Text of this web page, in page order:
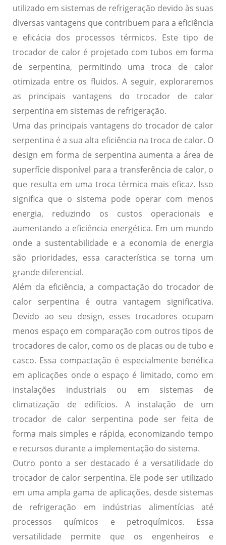
utilizado em sistemas de refrigeração devido às suas
diversas vantagens que contribuem para a eficiência
e eficácia dos processos térmicos. Este tipo de
trocador de calor é projetado com tubos em forma
de serpentina, permitindo uma troca de calor
otimizada entre os fluidos. A seguir, exploraremos
as principais vantagens do trocador de calor
serpentina em sistemas de refrigeração.
Uma das principais vantagens do trocador de calor
serpentina é a sua alta eficiência na troca de calor. O
design em forma de serpentina aumenta a área de
superfície disponível para a transferência de calor, o
que resulta em uma troca térmica mais eficaz. Isso
significa que o sistema pode operar com menos
energia, reduzindo os custos operacionais e
aumentando a eficiência energética. Em um mundo
onde a sustentabilidade e a economia de energia
são prioridades, essa característica se torna um
grande diferencial.
Além da eficiência, a compactação do trocador de
calor serpentina é outra vantagem significativa.
Devido ao seu design, esses trocadores ocupam
menos espaço em comparação com outros tipos de
trocadores de calor, como os de placas ou de tubo e
casco. Essa compactação é especialmente benéfica
em aplicações onde o espaço é limitado, como em
instalações industriais ou em sistemas de
climatização de edifícios. A instalação de um
trocador de calor serpentina pode ser feita de
forma mais simples e rápida, economizando tempo
e recursos durante a implementação do sistema.
Outro ponto a ser destacado é a versatilidade do
trocador de calor serpentina. Ele pode ser utilizado
em uma ampla gama de aplicações, desde sistemas
de refrigeração em indústrias alimentícias até
processos químicos e petroquímicos. Essa
versatilidade permite que os engenheiros e